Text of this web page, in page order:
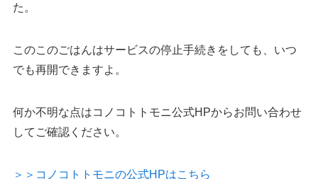
た。
このこのごはんはサービスの停止手続きをしても、いつ
でも再開できますよ。
何か不明な点はコノコトトモニ公式HPからお問い合わせ
してご確認ください。
＞＞コノコトトモニの公式HPはこちら